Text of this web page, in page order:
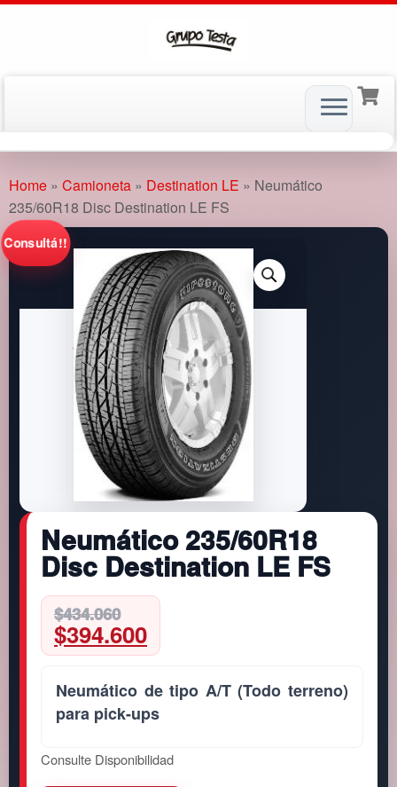
to
content
Home » Camioneta » Destination LE » Neumático
235/60R18 Disc Destination LE FS
Consultá!!
Neumático 235/60R18
Disc Destination LE FS
$434.060
Original
price
was:
$434.060.
$394.600
Current
price
is:
$394.600.
Neumático de tipo A/T (Todo terreno)
para pick-ups
Consulte Disponibilidad